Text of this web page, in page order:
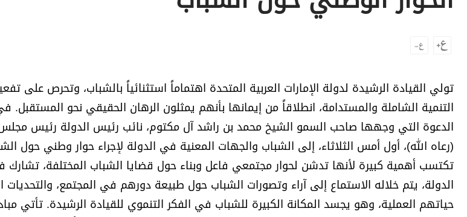
الأحوال الجوية
تولي القيادة الرشيدة لدولة الإمارات العربية المتحدة اهتماماً استثنائياً بالشباب، وتحرص
التنمية الشاملة والمستدامة، انطلاقاً من إيمانها بأنهم يمثلون الرهان الحقيقي نحو
الدعوة التي وجهها صاحب السمو الشيخ محمد بن راشد آل مكتوم، نائب رئيس الدولة رئيس مجلس
(رعاه الله)، أول أمس الثلاثاء، إلى الشباب والجهات المعنية في الدولة لإجراء حوار وطني حول
تكتسب أهمية كبيرة لأنها تدشن لحوار مجتمعي فاعل وبناء حول قضايا الشباب المختلفة، تشارك
الدولة، يتم خلاله الاستماع إلى آراء وتصورات الشباب حول طبيعة دورهم في المجتمع،
حياتهم العملية، وهو يجسد المكانة الكبيرة للشباب في الفكر التنموي للقيادة الرشيدة. تأتي